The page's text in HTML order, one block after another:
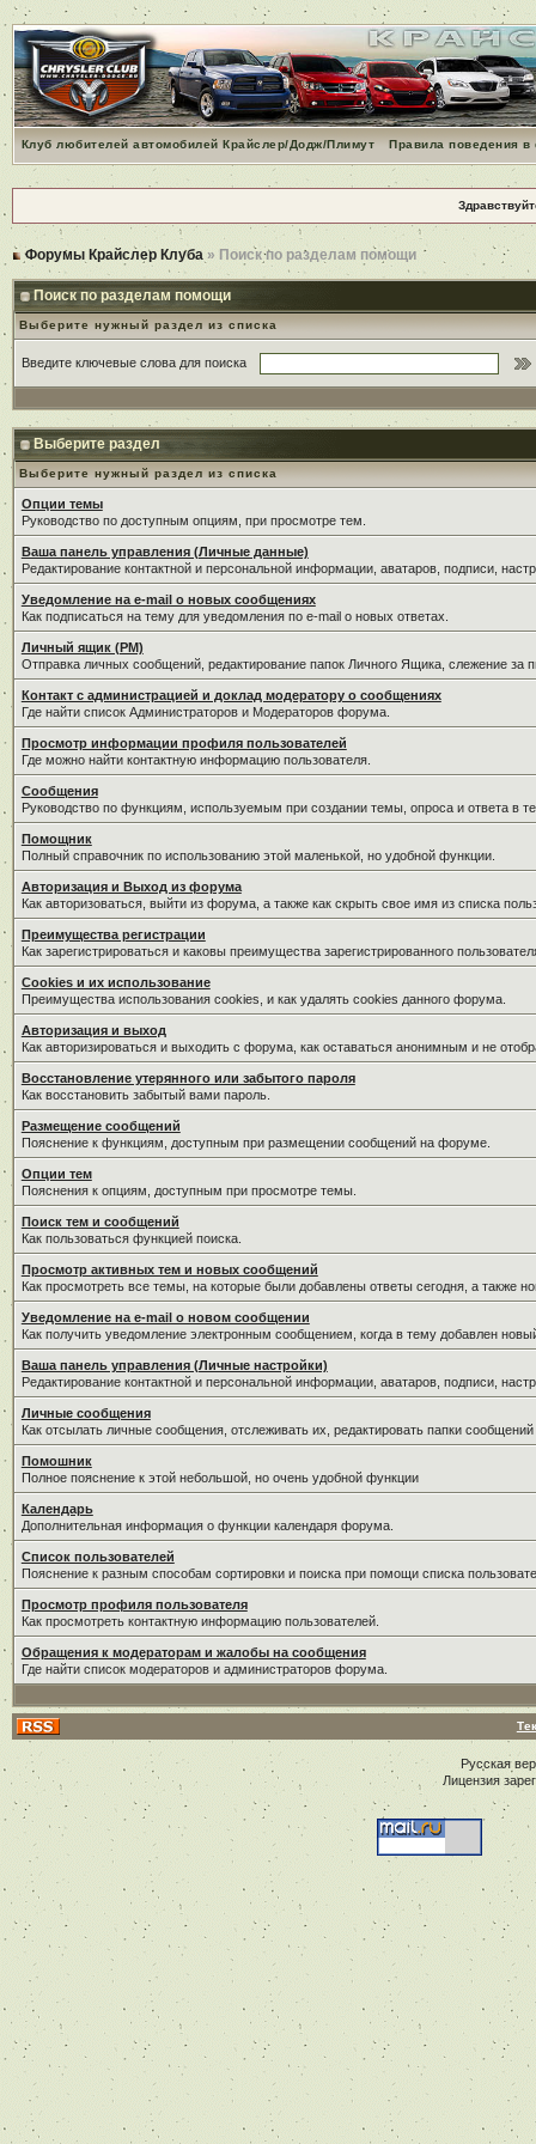
Клуб любителей автомобилей Крайслер/Додж/Плимут Правила поведения
Форумы Крайслер Клуба » Поиск по разделам помощи
Поиск по разделам помощи
Выберите нужный раздел из списка
Введите ключевые слова для поиска
Выберите раздел
Выберите нужный раздел из списка
Опции темы
Руководство по доступным опциям, при просмотре тем.
Ваша панель управления (Личные данные)
Редактирование контактной и персональной информации, аватаров, подписи,
Уведомление на e-mail о новых сообщениях
Как подписаться на тему для уведомления по e-mail о новых ответах.
Личный ящик (PM)
Отправка личных сообщений, редактирование папок Личного Ящика, слежение
Контакт с администрацией и доклад модератору о сообщениях
Где найти список Администраторов и Модераторов форума.
Просмотр информации профиля пользователей
Где можно найти контактную информацию пользователя.
Сообщения
Руководство по функциям, используемым при создании темы, опроса и ответа в
Помощник
Полный справочник по использованию этой маленькой, но удобной функции.
Авторизация и Выход из форума
Как авторизоваться, выйти из форума, а также как скрыть свое имя из списка
Преимущества регистрации
Как зарегистрироваться и каковы преимущества зарегистрированного
Cookies и их использование
Преимущества использования cookies, и как удалять cookies данного форума.
Авторизация и выход
Как авторизироваться и выходить с форума, как оставаться анонимным и не
Восстановление утерянного или забытого пароля
Как восстановить забытый вами пароль.
Размещение сообщений
Пояснение к функциям, доступным при размещении сообщений на форуме.
Опции тем
Пояснения к опциям, доступным при просмотре темы.
Поиск тем и сообщений
Как пользоваться функцией поиска.
Просмотр активных тем и новых сообщений
Как просмотреть все темы, на которые были добавлены ответы сегодня, а также
Уведомление на е-mail о новом сообщении
Как получить уведомление электронным сообщением, когда в тему добавлен
Ваша панель управления (Личные настройки)
Редактирование контактной и персональной информации, аватаров, подписи,
Личные сообщения
Как отсылать личные сообщения, отслеживать их, редактировать папки
Помошник
Полное пояснение к этой небольшой, но очень удобной функции
Календарь
Дополнительная информация о функции календаря форума.
Список пользователей
Пояснение к разным способам сортировки и поиска при помощи списка
Просмотр профиля пользователя
Как просмотреть контактную информацию пользователей.
Обращения к модераторам и жалобы на сообщения
Где найти список модераторов и администраторов форума.
Русская
Лицензия